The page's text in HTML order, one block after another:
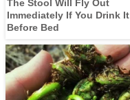
The Stool Will Fly Out
Immediately If You Drink It
Before Bed